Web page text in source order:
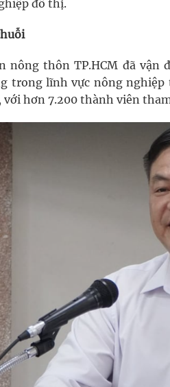
đô thị.
nông thôn TP.HCM đã vận
trong lĩnh vực nông
với hơn 7.200 thành viên